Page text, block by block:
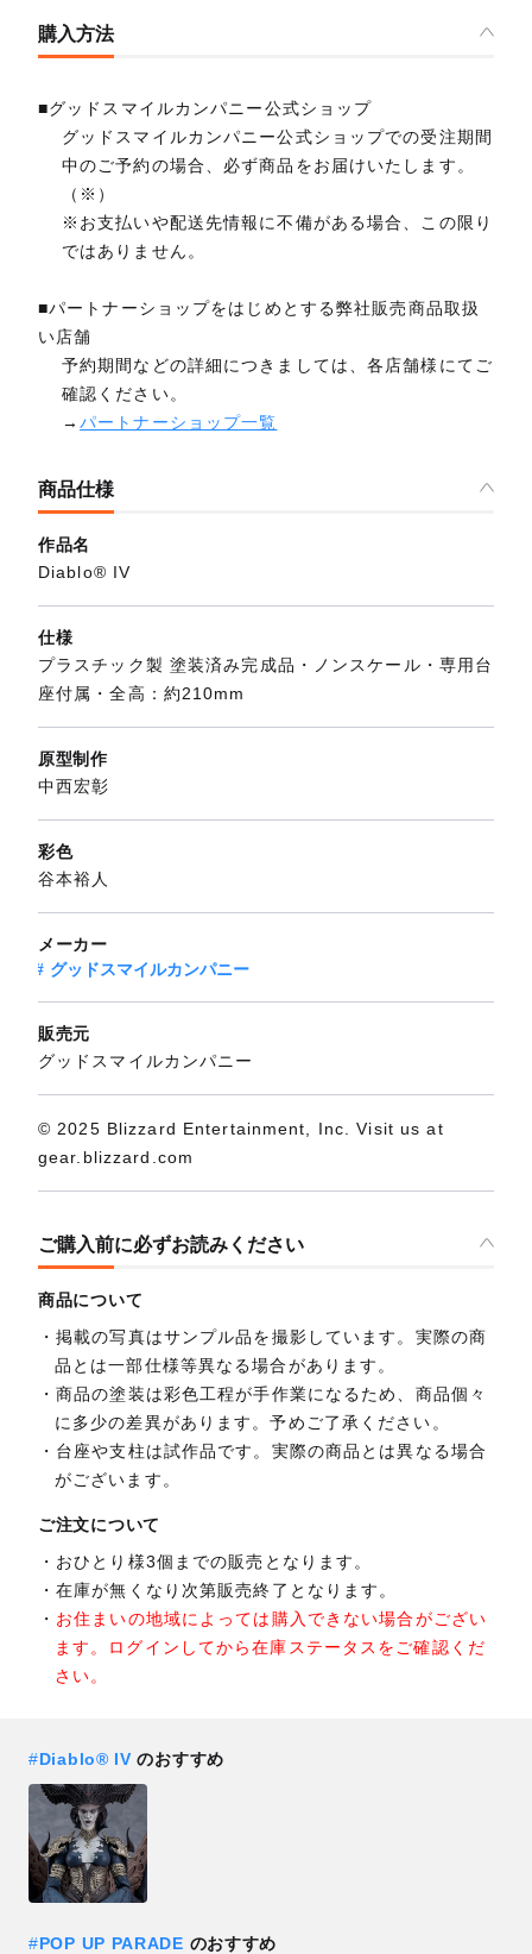
購入方法
■グッドスマイルカンパニー公式ショップ
グッドスマイルカンパニー公式ショップでの受注期間
中のご予約の場合、必ず商品をお届けいたします。
（※）
※お支払いや配送先情報に不備がある場合、この限り
ではありません。
■パートナーショップをはじめとする弊社販売商品取扱
い店舗
予約期間などの詳細につきましては、各店舗様にてご
確認ください。
→パートナーショップ一覧
商品仕様
作品名
Diablo® IV
仕様
プラスチック製 塗装済み完成品・ノンスケール・専用台
座付属・全高：約210mm
原型制作
中西宏彰
彩色
谷本裕人
メーカー
グッドスマイルカンパニー
販売元
グッドスマイルカンパニー
© 2025 Blizzard Entertainment, Inc. Visit us at
gear.blizzard.com
ご購入前に必ずお読みください
商品について
掲載の写真はサンプル品を撮影しています。実際の商
品とは一部仕様等異なる場合があります。
商品の塗装は彩色工程が手作業になるため、商品個々
に多少の差異があります。予めご了承ください。
台座や支柱は試作品です。実際の商品とは異なる場合
がございます。
ご注文について
おひとり様3個までの販売となります。
在庫が無くなり次第販売終了となります。
お住まいの地域によっては購入できない場合がござい
ます。ログインしてから在庫ステータスをご確認くだ
さい。
#Diablo® IV のおすすめ
#POP UP PARADE のおすすめ